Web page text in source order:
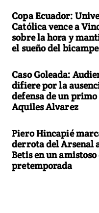
Copa Ecuador:
Católica vence a
sobre la hora y
el sueño del
Caso Goleada:
difiere por la
defensa de un primo
Aquiles Alvarez
Piero Hincapié
derrota del Arsenal
Betis en un amistoso
pretemporada